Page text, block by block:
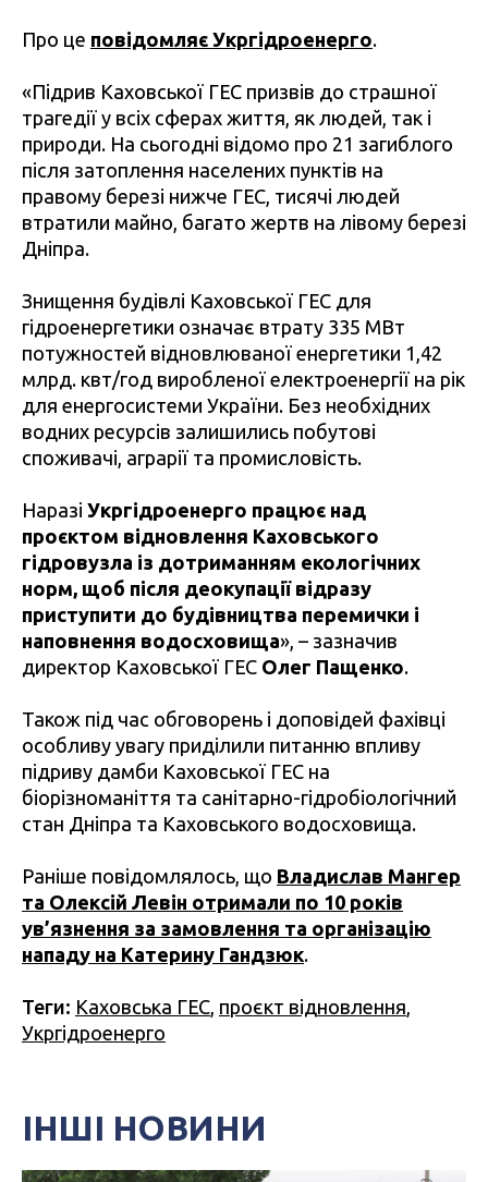
Про це повідомляє Укргідроенерго.
«Підрив Каховської ГЕС призвів до страшної
трагедії у всіх сферах життя, як людей, так і
природи. На сьогодні відомо про 21 загиблого
після затоплення населених пунктів на
правому березі нижче ГЕС, тисячі людей
втратили майно, багато жертв на лівому березі
Дніпра.
Знищення будівлі Каховської ГЕС для
гідроенергетики означає втрату 335 МВт
потужностей відновлюваної енергетики 1,42
млрд. квт/год виробленої електроенергії на рік
для енергосистеми України. Без необхідних
водних ресурсів залишились побутові
споживачі, аграрії та промисловість.
Наразі Укргідроенерго працює над
проєктом відновлення Каховського
гідровузла із дотриманням екологічних
норм, щоб після деокупації відразу
приступити до будівництва перемички і
наповнення водосховища», – зазначив
директор Каховської ГЕС Олег Пащенко.
Також під час обговорень і доповідей фахівці
особливу увагу приділили питанню впливу
підриву дамби Каховської ГЕС на
біорізноманіття та санітарно-гідробіологічний
стан Дніпра та Каховського водосховища.
Раніше повідомлялось, що Владислав Мангер
та Олексій Левін отримали по 10 років
ув’язнення за замовлення та організацію
нападу на Катерину Гандзюк.
Теги: Каховська ГЕС проєкт відновлення
Укргідроенерго
ІНШІ НОВИНИ